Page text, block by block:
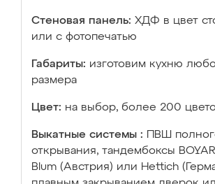
Стеновая панель: ХДФ в цвет
или с фотопечатью
Габариты: изготовим кухню
размера
Цвет: на выбор, более 200
Выкатные системы :
ПВШ
открывания, тандембоксы
Blum (Австрия) или Hettich